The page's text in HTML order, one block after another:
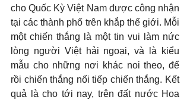
cho Quốc Kỳ Việt Nam được công nhận
tại các thành phố trên khắp thế giới. Mỗi
một chiến thắng là một tin vui làm nức
lòng người Việt hải ngoại, và là kiểu
mẫu cho những nơi khác noi theo, để
rồi chiến thắng nối tiếp chiến thắng. Kết
quả là cho tới nay, trên đất nước Hoa